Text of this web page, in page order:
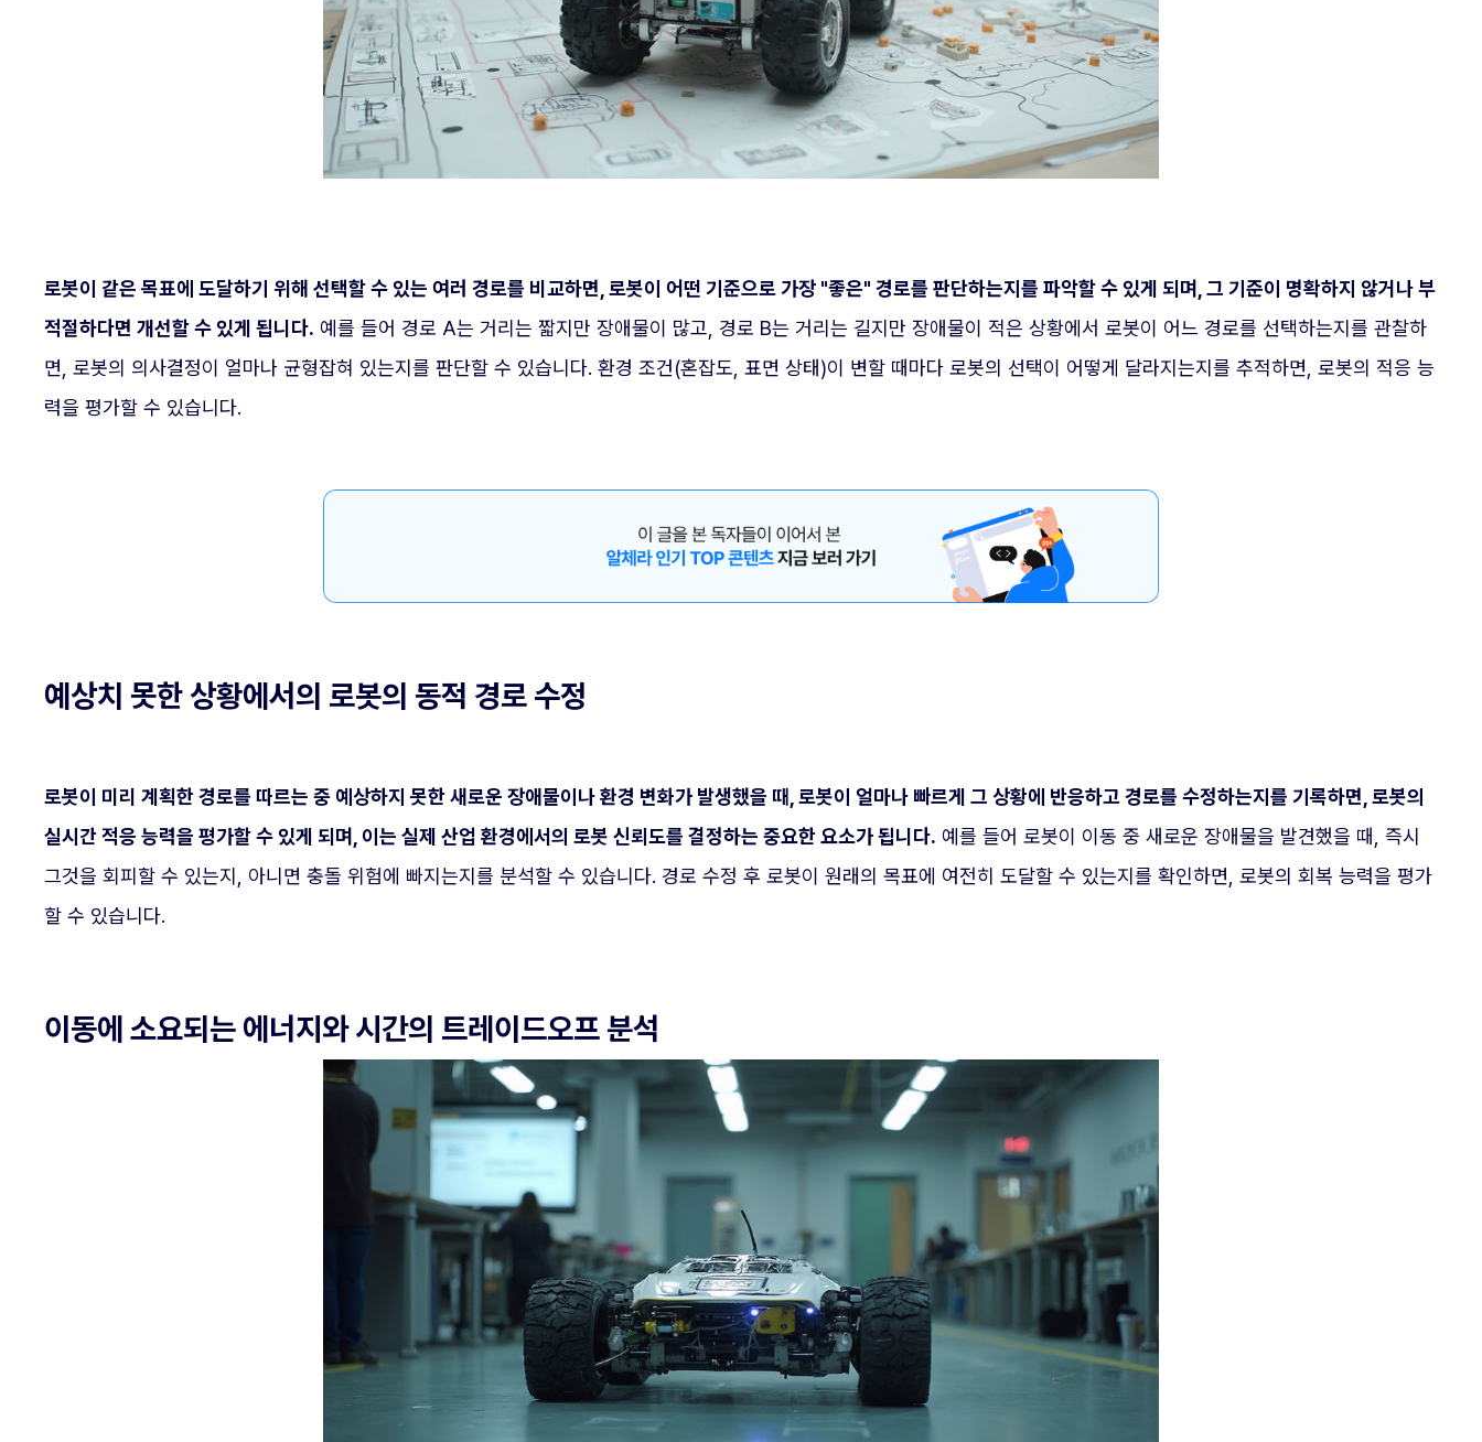
로봇이 같은 목표에 도달하기 위해 선택할 수 있는 여러 경로를 비교하면, 로봇이 어떤 기준으로 가장 "좋은" 경로를 판단하는지를 파악할 수 있게 되며, 그 기준이 명확하지 않거나 부
적절하다면 개선할 수 있게 됩니다. 예를 들어 경로 A는 거리는 짧지만 장애물이 많고, 경로 B는 거리는 길지만 장애물이 적은 상황에서 로봇이 어느 경로를 선택하는지를 관찰하
면, 로봇의 의사결정이 얼마나 균형잡혀 있는지를 판단할 수 있습니다. 환경 조건(혼잡도, 표면 상태)이 변할 때마다 로봇의 선택이 어떻게 달라지는지를 추적하면, 로봇의 적응 능
력을 평가할 수 있습니다.
예상치 못한 상황에서의 로봇의 동적 경로 수정
로봇이 미리 계획한 경로를 따르는 중 예상하지 못한 새로운 장애물이나 환경 변화가 발생했을 때, 로봇이 얼마나 빠르게 그 상황에 반응하고 경로를 수정하는지를 기록하면, 로봇의
실시간 적응 능력을 평가할 수 있게 되며, 이는 실제 산업 환경에서의 로봇 신뢰도를 결정하는 중요한 요소가 됩니다. 예를 들어 로봇이 이동 중 새로운 장애물을 발견했을 때, 즉시
그것을 회피할 수 있는지, 아니면 충돌 위험에 빠지는지를 분석할 수 있습니다. 경로 수정 후 로봇이 원래의 목표에 여전히 도달할 수 있는지를 확인하면, 로봇의 회복 능력을 평가
할 수 있습니다.
이동에 소요되는 에너지와 시간의 트레이드오프 분석